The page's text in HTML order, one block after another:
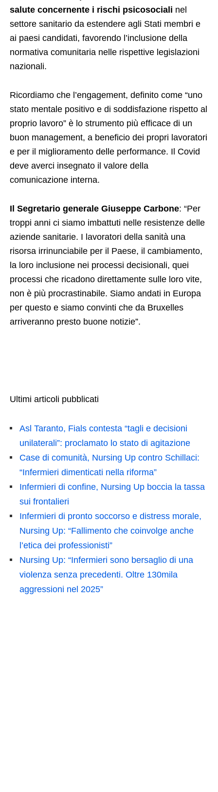
salute concernente i rischi psicosociali nel
settore sanitario da estendere agli Stati membri e
ai paesi candidati, favorendo l’inclusione della
normativa comunitaria nelle rispettive legislazioni
nazionali.
Ricordiamo che l’engagement, definito come “uno
stato mentale positivo e di soddisfazione rispetto al
proprio lavoro” è lo strumento più efficace di un
buon management, a beneficio dei propri lavoratori
e per il miglioramento delle performance. Il Covid
deve averci insegnato il valore della
comunicazione interna.
Il Segretario generale Giuseppe Carbone: “Per
troppi anni ci siamo imbattuti nelle resistenze delle
aziende sanitarie. I lavoratori della sanità una
risorsa irrinunciabile per il Paese, il cambiamento,
la loro inclusione nei processi decisionali, quei
processi che ricadono direttamente sulle loro vite,
non è più procrastinabile. Siamo andati in Europa
per questo e siamo convinti che da Bruxelles
arriveranno presto buone notizie”.
Ultimi articoli pubblicati
Asl Taranto, Fials contesta “tagli e decisioni
unilaterali”: proclamato lo stato di agitazione
Case di comunità, Nursing Up contro Schillaci:
“Infermieri dimenticati nella riforma”
Infermieri di confine, Nursing Up boccia la tassa
sui frontalieri
Infermieri di pronto soccorso e distress morale,
Nursing Up: “Fallimento che coinvolge anche
l’etica dei professionisti”
Nursing Up: “Infermieri sono bersaglio di una
violenza senza precedenti. Oltre 130mila
aggressioni nel 2025”